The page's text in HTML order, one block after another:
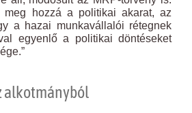
meg hozzá a politikai akarat, az
a hazai munkavállalói rétegnek
egyenlő a politikai döntéseket
alkotmányból